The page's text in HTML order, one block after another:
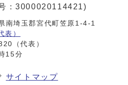
：3000020114421)
南埼玉郡宮代町笠原1-4-1
）
（代表）
15分
サイトマップ